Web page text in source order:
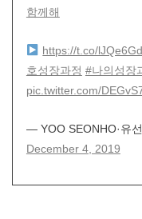
함께해
https://t.co/
호성장과정 #나의성장
pic.twitter.com/
— YOO SEONHO·유
December 4, 2019